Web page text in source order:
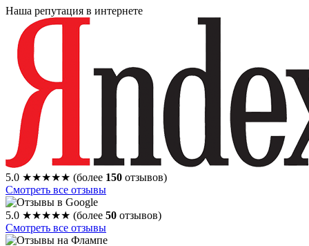
Наша репутация в интернете
5.0 ★★★★★ (более 150 отзывов)
Смотреть все отзывы
5.0 ★★★★★ (более 50 отзывов)
Смотреть все отзывы